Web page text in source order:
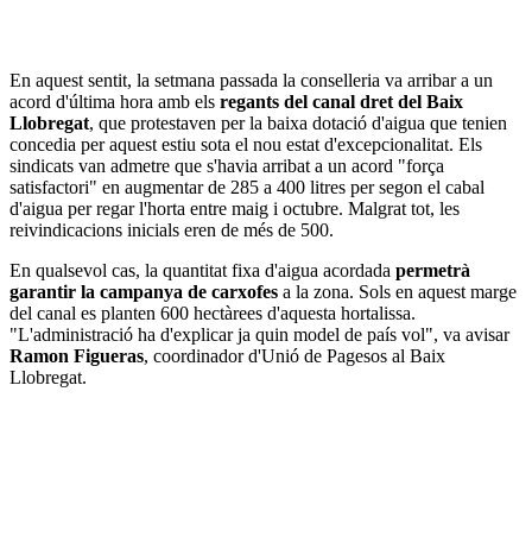
En aquest sentit, la setmana passada la conselleria va arribar a un
acord d'última hora amb els regants del canal dret del Baix
Llobregat, que protestaven per la baixa dotació d'aigua que tenien
concedia per aquest estiu sota el nou estat d'excepcionalitat. Els
sindicats van admetre que s'havia arribat a un acord "força
satisfactori" en augmentar de 285 a 400 litres per segon el cabal
d'aigua per regar l'horta entre maig i octubre. Malgrat tot, les
reivindicacions inicials eren de més de 500.
En qualsevol cas, la quantitat fixa d'aigua acordada permetrà
garantir la campanya de carxofes a la zona. Sols en aquest marge
del canal es planten 600 hectàrees d'aquesta hortalissa.
"L'administració ha d'explicar ja quin model de país vol", va avisar
Ramon Figueras, coordinador d'Unió de Pagesos al Baix
Llobregat.